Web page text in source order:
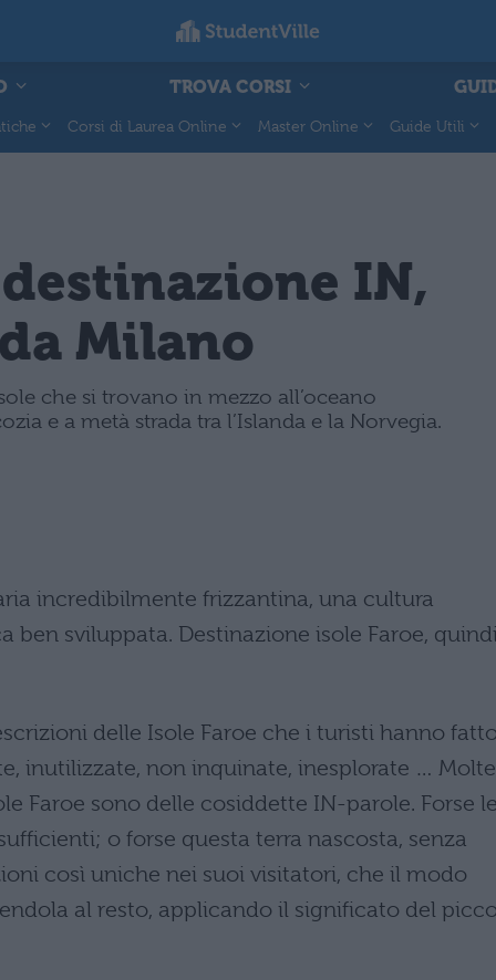
TROVA CORSI
Corsi di Laurea Online Master Online Guide Utili
IN,
Milano
che si trovano in mezzo all’oceano
e a metà strada tra l’Islanda e la Norvegia.
incredibilmente frizzantina, una cultura
ben sviluppata. Destinazione isole Faroe,
delle Isole Faroe che i turisti hanno
inutilizzate, non inquinate, inesplorate … Molte
Faroe sono delle cosiddette IN-parole. Forse le
o forse questa terra nascosta, senza
così uniche nei suoi visitatori, che il modo
al resto, applicando il significato del